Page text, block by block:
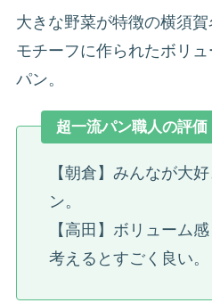
大きな野菜が特徴の横須
モチーフに作られたボリ
パン。
超一流パン職人の評価
【朝倉】みんなが大
ン。
【高田】ボリューム
考えるとすごく良い。